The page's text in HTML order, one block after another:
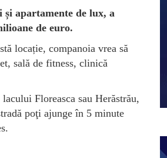
apartamente de lux, a
de euro.
locație, companoia vrea să
sală de fitness, clinică
Floreasca sau Herăstrău,
poţi ajunge în 5 minute